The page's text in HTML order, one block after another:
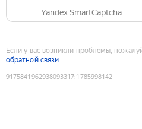
Yandex SmartCaptcha
Если у вас возникли проблемы,
обратной связи
9175841962938093317:1785998142